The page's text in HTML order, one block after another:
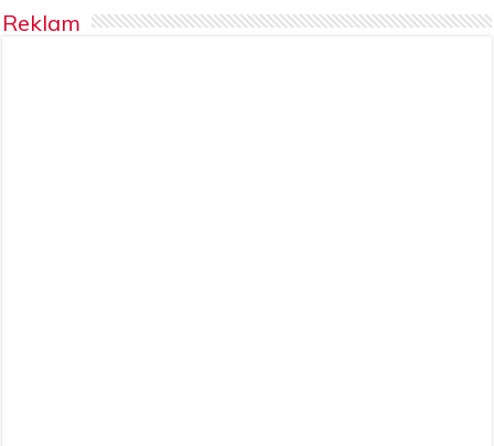
Reklam